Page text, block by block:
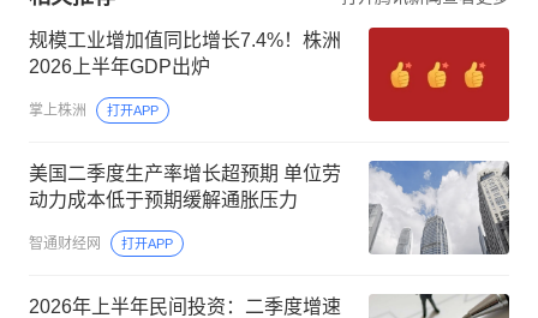
规模工业增加值同比增长7.4%！株洲
2026上半年GDP出炉
掌上株洲 打开APP
美国二季度生产率增长超预期 单位劳
动力成本低于预期缓解通胀压力
智通财经网 打开APP
2026年上半年民间投资：二季度增速